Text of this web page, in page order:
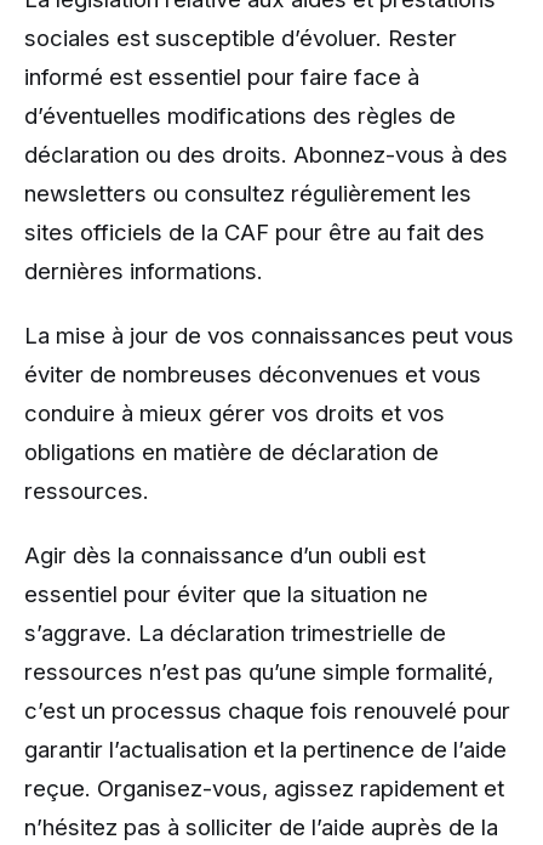
sociales est susceptible d’évoluer. Rester
informé est essentiel pour faire face à
d’éventuelles modifications des règles de
déclaration ou des droits. Abonnez-vous à des
newsletters ou consultez régulièrement les
sites officiels de la CAF pour être au fait des
dernières informations.
La mise à jour de vos connaissances peut vous
éviter de nombreuses déconvenues et vous
conduire à mieux gérer vos droits et vos
obligations en matière de déclaration de
ressources.
Agir dès la connaissance d’un oubli est
essentiel pour éviter que la situation ne
s’aggrave. La déclaration trimestrielle de
ressources n’est pas qu’une simple formalité,
c’est un processus chaque fois renouvelé pour
garantir l’actualisation et la pertinence de l’aide
reçue. Organisez-vous, agissez rapidement et
n’hésitez pas à solliciter de l’aide auprès de la